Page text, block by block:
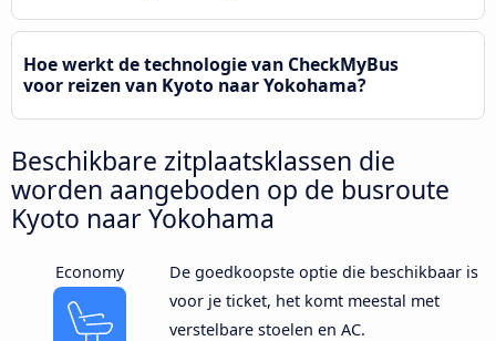
Hoe werkt de technologie van CheckMyBus
voor reizen van Kyoto naar Yokohama?
Beschikbare zitplaatsklassen die
worden aangeboden op de busroute
Kyoto naar Yokohama
Economy
De goedkoopste optie die beschikbaar is
voor je ticket, het komt meestal met
verstelbare stoelen en AC.